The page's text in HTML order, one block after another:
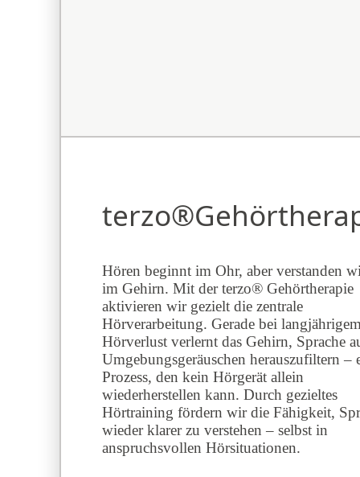
Hören beginnt im Ohr, aber verstanden
im Gehirn. Mit der terzo® Gehörtherapie
aktivieren wir gezielt die zentrale
Hörverarbeitung. Gerade bei
Hörverlust verlernt das Gehirn, Sprache
Umgebungsgeräuschen herauszufiltern –
Prozess, den kein Hörgerät allein
wiederherstellen kann. Durch gezieltes
Hörtraining fördern wir die Fähigkeit,
wieder klarer zu verstehen – selbst in
anspruchsvollen Hörsituationen.